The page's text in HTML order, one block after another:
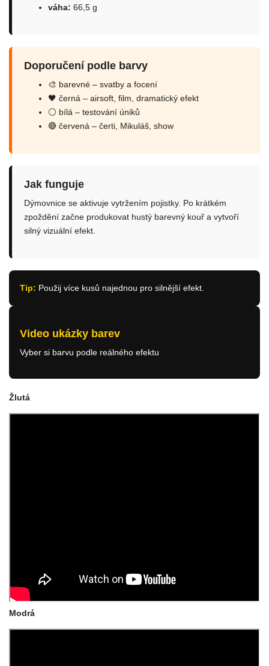
váha: 66,5 g
Doporučení podle barvy
🎨 barevné – svatby a focení
🖤 černá – airsoft, film, dramatický efekt
⚪ bílá – testování úniků
🔴 červená – čerti, Mikuláš, show
Jak funguje
Dýmovnice se aktivuje vytržením pojistky. Po krátkém
zpoždění začne produkovat hustý barevný kouř a vytvoří
silný vizuální efekt.
Tip: Použij více kusů najednou pro silnější efekt.
Video ukázky barev
Vyber si barvu podle reálného efektu
Žlutá
Modrá